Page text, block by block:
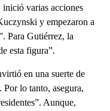
varias acciones
y empezaron a
Para Gutiérrez, la
esta figura”.
en una suerte de
Por lo tanto, asegura,
Aunque,